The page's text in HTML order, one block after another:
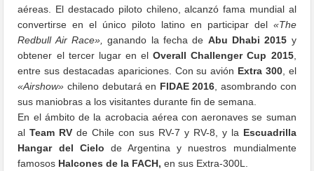
aéreas. El destacado piloto chileno, alcanzó fama mundial al
convertirse en el único piloto latino en participar del «The
Redbull Air Race»,
ganando la fecha de Abu Dhabi 2015 y
obtener el tercer lugar en elOverall Challenger Cup 2015,
entre sus destacadas apariciones. Con su avión Extra 300, el
«Airshow» chileno debutará en FIDAE 2016 , asombrando con
sus maniobras a los visitantes durante fin de semana.
En el ámbito de la acrobacia aérea con aeronaves se suman
alTeam RV de Chile con sus RV-7 y RV-8, y la Escuadrilla
Hangar del Cielo de Argentina y nuestros mundialmente
famosos Halcones de la FACH,en sus Extra-300L.